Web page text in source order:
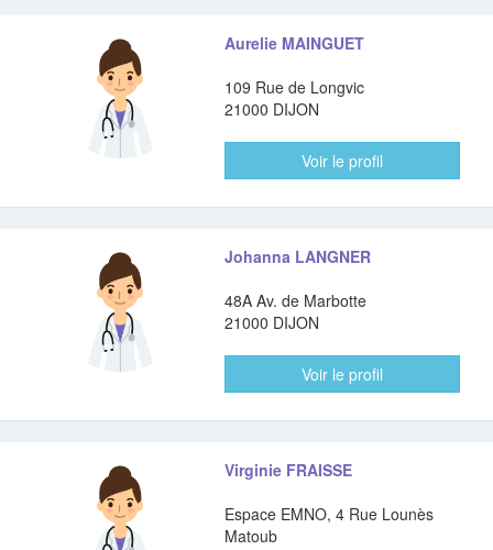
Aurelie MAINGUET
109 Rue de Longvic
21000 DIJON
Voir le profil
Johanna LANGNER
48A Av. de Marbotte
21000 DIJON
Voir le profil
Virginie FRAISSE
Espace EMNO, 4 Rue Lounès
Matoub